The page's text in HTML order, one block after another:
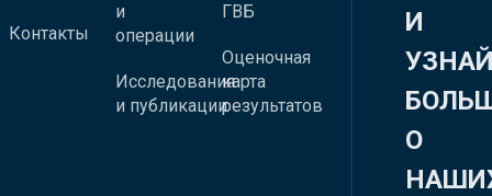
Контакты
и
операции
Исследования
и публикации
ГВБ
Оценочная
карта
результатов
И
О